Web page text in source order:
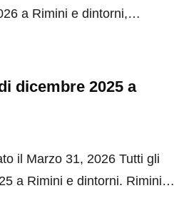
a Rimini e dintorni,…
dicembre 2025 a
il Marzo 31, 2026 Tutti gli
a Rimini e dintorni. Rimini…